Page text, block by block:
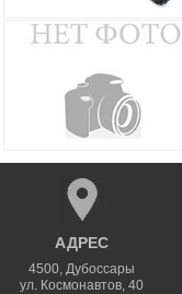
АДРЕС
4500,Дубоссары
ул. Космонавтов, 40